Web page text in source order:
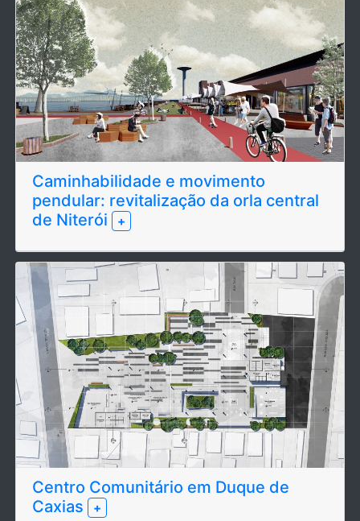
Caminhabilidade e movimento
pendular: revitalização da orla central
de Niterói
+
Centro Comunitário em Duque de
Caxias
+